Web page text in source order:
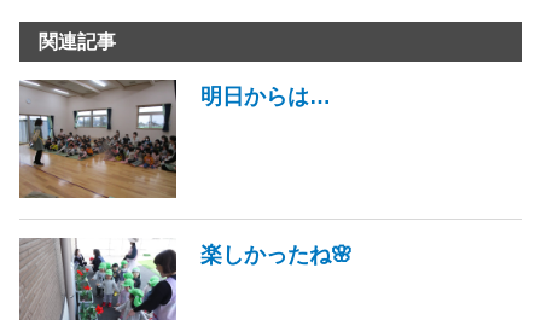
関連記事
明日からは…
楽しかったね🌸